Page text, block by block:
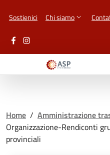
Sostienici Chi siamo
Home / Amministrazione
Organizzazione-Rendiconti
provinciali